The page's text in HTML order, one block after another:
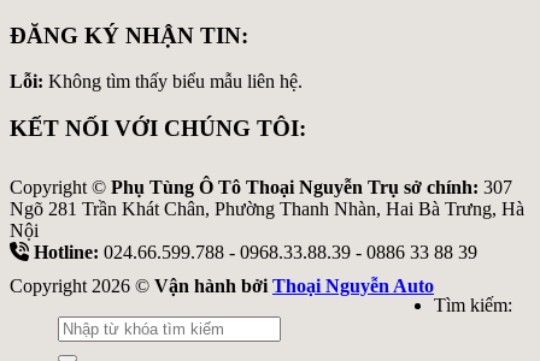
ĐĂNG KÝ NHẬN TIN:
Lỗi: Không tìm thấy biểu mẫu liên hệ.
KẾT NỐI VỚI CHÚNG TÔI:
Copyright © Phụ Tùng Ô Tô Thoại Nguyễn Trụ sở chính: 307
Ngõ 281 Trần Khát Chân, Phường Thanh Nhàn, Hai Bà Trưng, Hà
Nội
Hotline: 024.66.599.788 - 0968.33.88.39 - 0886 33 88 39
Copyright 2026 © Vận hành bởi Thoại Nguyễn Auto
Tìm kiếm: